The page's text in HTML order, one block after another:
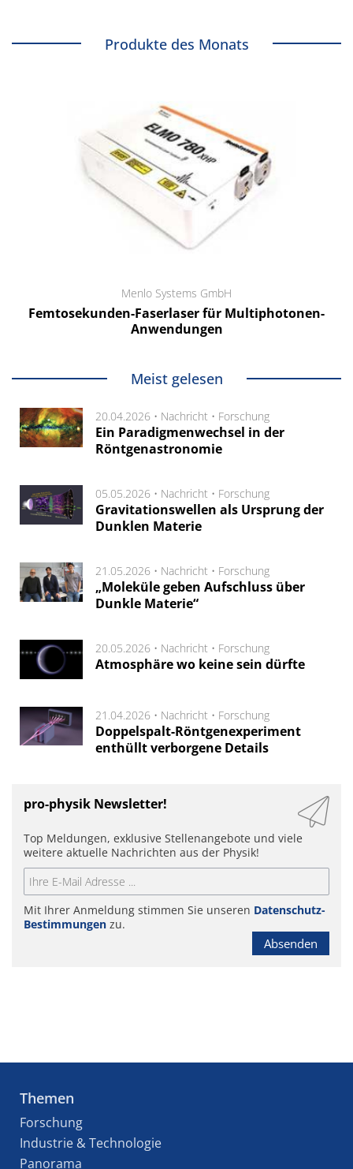
Produkte des Monats
Menlo Systems GmbH
Femtosekunden-Faserlaser für Multiphotonen-
Anwendungen
Meist gelesen
20.04.2026 • Nachricht • Forschung
Ein Paradigmenwechsel in der
Röntgenastronomie
05.05.2026 • Nachricht • Forschung
Gravitationswellen als Ursprung der
Dunklen Materie
21.05.2026 • Nachricht • Forschung
„Moleküle geben Aufschluss über
Dunkle Materie“
20.05.2026 • Nachricht • Forschung
Atmosphäre wo keine sein dürfte
21.04.2026 • Nachricht • Forschung
Doppelspalt-Röntgenexperiment
enthüllt verborgene Details
pro-physik Newsletter!
Top Meldungen, exklusive Stellenangebote und viele
weitere aktuelle Nachrichten aus der Physik!
Mit Ihrer Anmeldung stimmen Sie unseren Datenschutz-
Bestimmungen zu.
Absenden
Themen
Forschung
Industrie & Technologie
Panorama